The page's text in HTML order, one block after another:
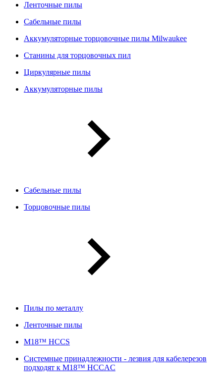
Ленточные пилы
Сабельные пилы
Аккумуляторные торцовочные пилы Milwaukee
Станины для торцовочных пил
Циркулярные пилы
Аккумуляторные пилы
Сабельные пилы
Торцовочные пилы
Пилы по металлу
Ленточные пилы
M18™ HCCS
Системные принадлежности - лезвия для кабелерезов
подходят к M18™ HCCAC